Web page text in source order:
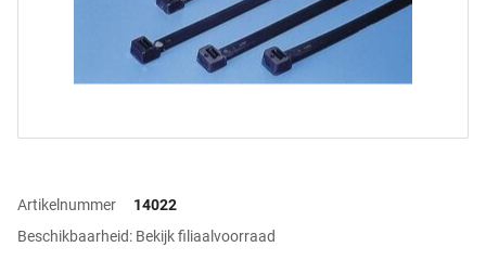
Artikelnummer
14022
Beschikbaarheid: Bekijk filiaalvoorraad